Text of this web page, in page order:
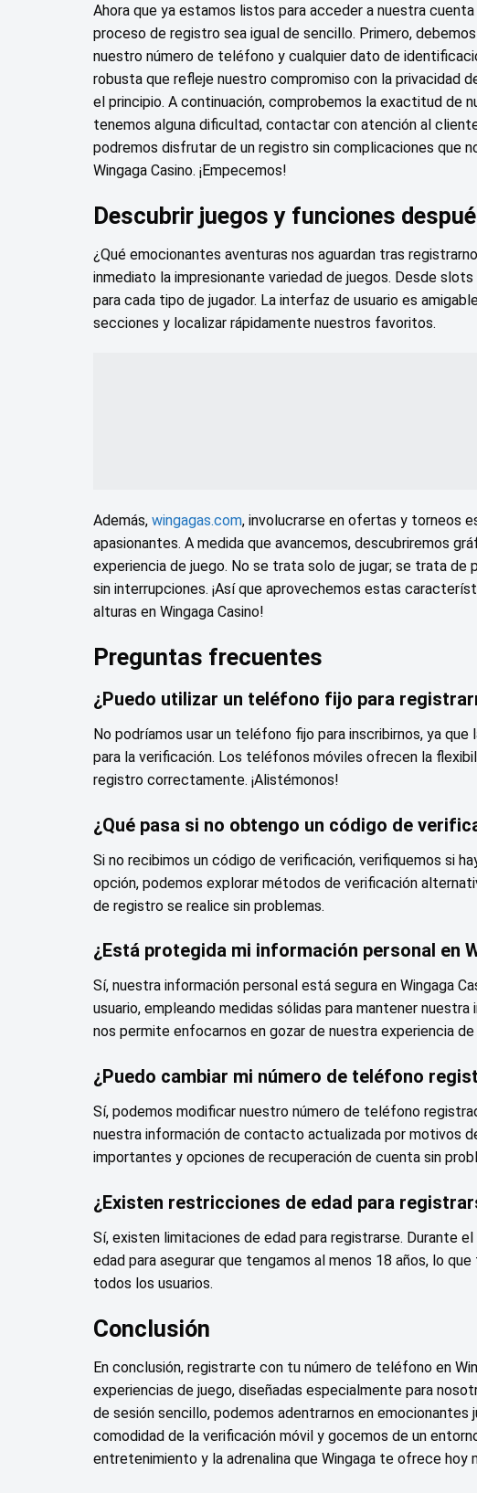
Ahora que ya estamos listos para acceder a nuestra
proceso de registro sea igual de sencillo. Primero,
nuestro número de teléfono y cualquier dato de
robusta que refleje nuestro compromiso con la privacidad
el principio. A continuación, comprobemos la exactitud de
tenemos alguna dificultad, contactar con atención al
podremos disfrutar de un registro sin complicaciones que
Wingaga Casino. ¡Empecemos!
Descubrir juegos y funciones
¿Qué emocionantes aventuras nos aguardan tras
inmediato la impresionante variedad de juegos. Desde
para cada tipo de jugador. La interfaz de usuario es
secciones y localizar rápidamente nuestros favoritos.
Además, wingagas.com, involucrarse en ofertas y torneos
apasionantes. A medida que avancemos, descubriremos
experiencia de juego. No se trata solo de jugar; se trata
sin interrupciones. ¡Así que aprovechemos estas
alturas en Wingaga Casino!
Preguntas frecuentes
¿Puedo utilizar un teléfono fijo para
No podríamos usar un teléfono fijo para inscribirnos, ya
para la verificación. Los teléfonos móviles ofrecen la
registro correctamente. ¡Alistémonos!
¿Qué pasa si no obtengo un código de
Si no recibimos un código de verificación, verifiquemos si
opción, podemos explorar métodos de verificación
de registro se realice sin problemas.
¿Está protegida mi información personal en
Sí, nuestra información personal está segura en Wingaga
usuario, empleando medidas sólidas para mantener
nos permite enfocarnos en gozar de nuestra experiencia de
¿Puedo cambiar mi número de teléfono
Sí, podemos modificar nuestro número de teléfono
nuestra información de contacto actualizada por motivos
importantes y opciones de recuperación de cuenta sin
¿Existen restricciones de edad para
Sí, existen limitaciones de edad para registrarse. Durante
edad para asegurar que tengamos al menos 18 años, lo
todos los usuarios.
Conclusión
En conclusión, registrarte con tu número de teléfono en
experiencias de juego, diseñadas especialmente para
de sesión sencillo, podemos adentrarnos en emocionantes
comodidad de la verificación móvil y gocemos de un
entretenimiento y la adrenalina que Wingaga te ofrece hoy